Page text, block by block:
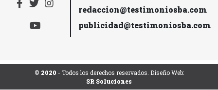
redaccion@testimoniosba.com
publicidad@testimoniosba.com
© 2020 - Todos los derechos reservados. Diseño Web:
SR Soluciones